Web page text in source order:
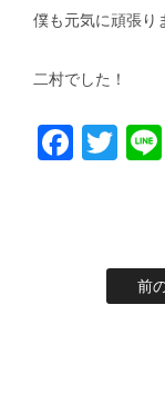
僕も元気に頑張り
二村でした！
前